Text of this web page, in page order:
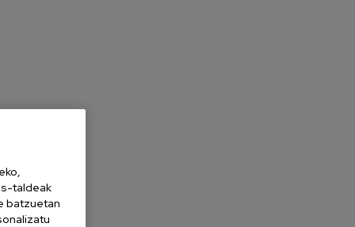
taldeak
batzuetan